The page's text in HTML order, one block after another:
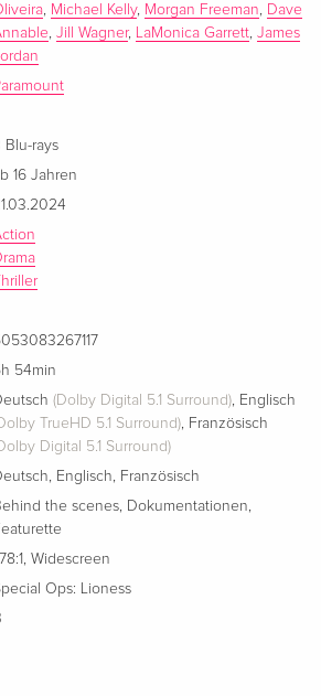
beste Lüge
Kampf
Michael Kelly, Morgan Freeman
Dave
Jill Wagner, LaMonica Garrett James
Blu-rays
16 Jahren
54min
(Dolby Digital 5.1 Surround)
Englisch
TrueHD 5.1 Surround)
Französisch
Digital 5.1 Surround)
Englisch
Französisch
the scenes Dokumentationen
Widescreen
Ops: Lioness